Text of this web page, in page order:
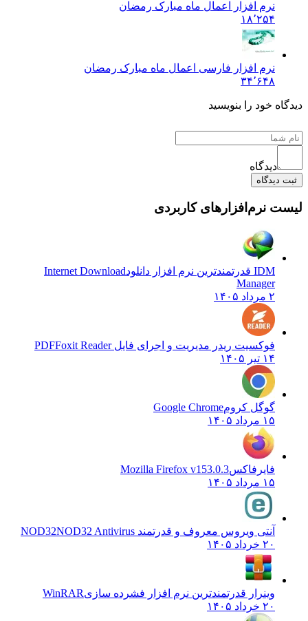
نرم افزار اعمال ماه مبارک رمضان
۱۸٬۲۵۴
نرم افزار فارسی اعمال ماه مبارک رمضان
۳۴٬۶۴۸
خود را بنویسید
دیدگاه
دیدگاه
نرم‌افزارهای کاربردی
IDM قدرتمندترین نرم افزار دانلود
Internet Download
Manager
فوکسیت ریدر مدیریت و اجرای فایل PDFFoxit Reader
گوگل کرومGoogle Chrome
فایرفاکسMozilla Firefox v153.0.3
آنتی ویروس معروف و قدرتمند NOD32 NOD32 Antivirus
وینرار قدرتمندترین نرم افزار فشرده سازیWinRAR